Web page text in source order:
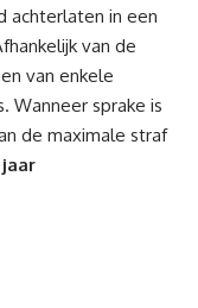
achterlaten in een
van de
van enkele
Wanneer sprake is
de maximale straf